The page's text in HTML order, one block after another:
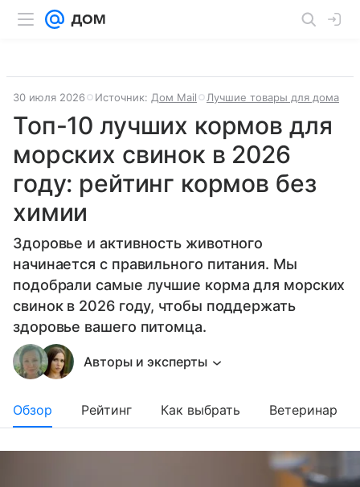
30 июля 2026 Источник: Дом Mail Лучшие товары для дома
Топ-10 лучших кормов для
морских свинок в 2026
году: рейтинг кормов без
химии
Здоровье и активность животного
начинается с правильного питания. Мы
подобрали самые лучшие корма для морских
свинок в 2026 году, чтобы поддержать
здоровье вашего питомца.
Авторы и эксперты
Обзор Рейтинг Как выбрать Ветеринар